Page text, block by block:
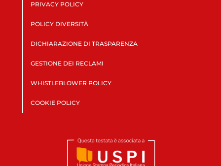
PRIVACY POLICY
POLICY DIVERSITÀ
DICHIARAZIONE DI TRASPARENZA
GESTIONE DEI RECLAMI
WHISTLEBLOWER POLICY
COOKIE POLICY